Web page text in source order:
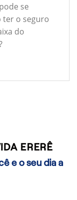
se
ter o seguro
do
ERERÊ
e o seu dia a